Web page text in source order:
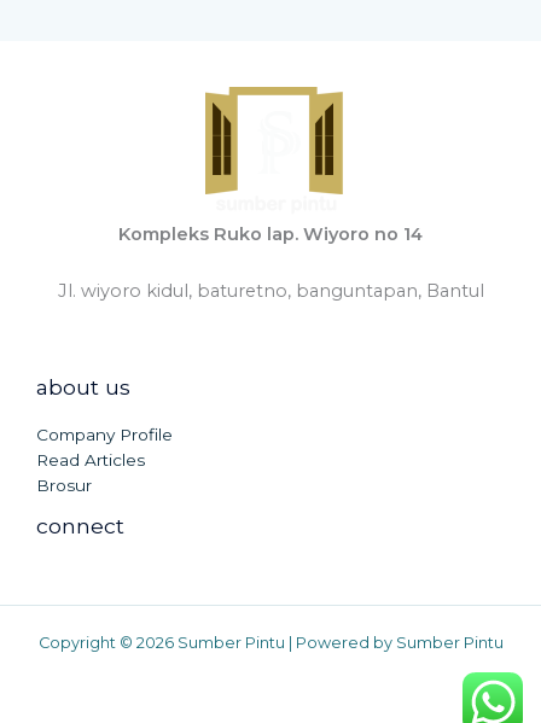
Kompleks Ruko lap. Wiyoro no 14
Jl. wiyoro kidul, baturetno, banguntapan, Bantul
about us
Company Profile
Read Articles
Brosur
connect
Copyright © 2026 Sumber Pintu | Powered by Sumber Pintu